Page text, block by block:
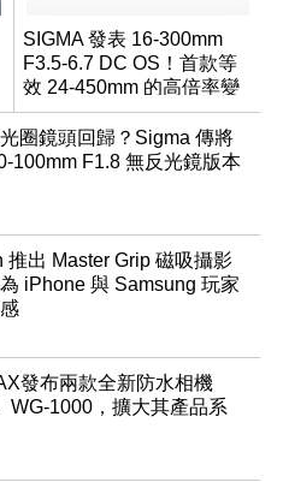
SIGMA 發表 16-300mm
F3.5-6.7 DC OS！首款等
效 24-450mm 的高倍率變
焦旅遊鏡頭
圈鏡頭回歸？Sigma 傳將
100mm F1.8 無反光鏡版本
推出 Master Grip 磁吸攝影
iPhone 與 Samsung 玩家
發布兩款全新防水相機
WG-1000，擴大其產品系